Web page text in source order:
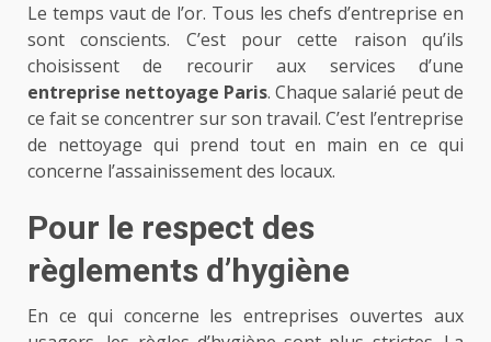
Le temps vaut de l’or. Tous les chefs d’entreprise en
sont conscients. C’est pour cette raison qu’ils
choisissent de recourir aux services d’une
entreprise nettoyage Paris. Chaque salarié peut de
ce fait se concentrer sur son travail. C’est l’entreprise
de nettoyage qui prend tout en main en ce qui
concerne l’assainissement des locaux.
Pour le respect des
règlements d’hygiène
En ce qui concerne les entreprises ouvertes aux